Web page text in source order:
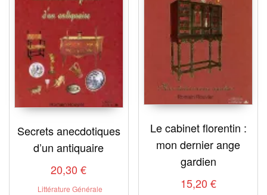
ancien
Secrets anecdotiques
d’un antiquaire
20,30€
Littérature Générale
Le cabinet florentin :
mon dernier ange
gardien
15,20 €